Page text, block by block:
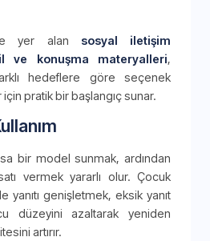
yer alan sosyal iletişim
ve konuşma materyalleri,
hedeflere göre seçenek
pratik bir başlangıç sunar.
bir model sunmak, ardından
vermek yararlı olur. Çocuk
yanıtı genişletmek, eksik yanıt
düzeyini azaltarak yeniden
artırır.